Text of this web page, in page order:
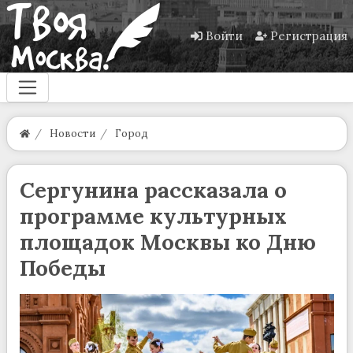
Войти Регистрация
Новости Город
Сергунина рассказала о
программе культурных
площадок Москвы ко Дню
Победы